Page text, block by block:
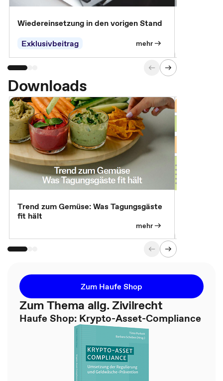
Wiedereinsetzung in den vorigen Stand
Exklusivbeitrag
mehr
Downloads
Trend zum Gemüse: Was Tagungsgäste
fit hält
mehr
Zum Haufe Shop
Zum Thema allg. Zivilrecht
Haufe Shop: Krypto-Asset-Compliance